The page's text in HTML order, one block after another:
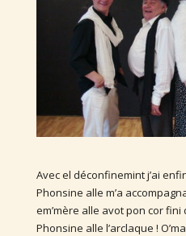
Avec el déconfinemint j’ai
Phonsine alle m’a
em’mère alle avot pon cor fini
Phonsine alle l’arclaque !